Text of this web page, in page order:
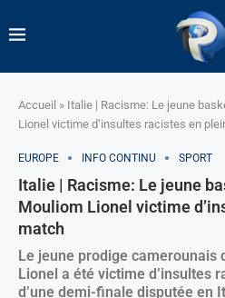
Accueil » Italie | Racisme: Le jeune
Lionel victime d’insultes racistes en
EUROPE INFO CONTINU SPORT
Italie | Racisme: Le jeune
Mouliom Lionel victime
match
Le jeune prodige camerounais
Lionel a été victime d’insultes
d’une demi-finale disputée en